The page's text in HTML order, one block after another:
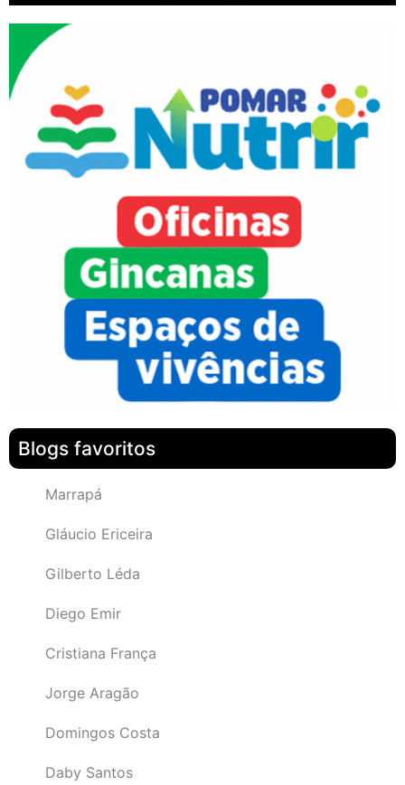
Blogs favoritos
Marrapá
Gláucio Ericeira
Gilberto Léda
Diego Emir
Cristiana França
Jorge Aragão
Domingos Costa
Daby Santos